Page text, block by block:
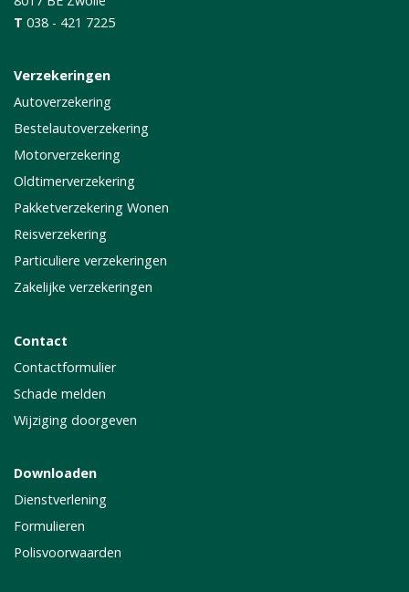
T 038 - 421 7225
Verzekeringen
Autoverzekering
Bestelautoverzekering
Motorverzekering
Oldtimerverzekering
Pakketverzekering Wonen
Reisverzekering
Particuliere verzekeringen
Zakelijke verzekeringen
Contact
Contactformulier
Schade melden
Wijziging doorgeven
Downloaden
Dienstverlening
Formulieren
Polisvoorwaarden